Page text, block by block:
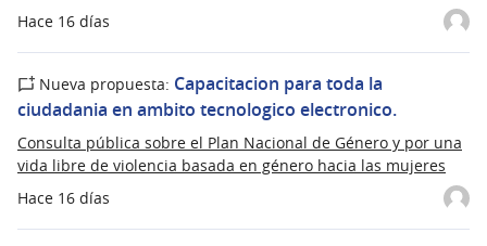
Hace 16 días
Hace 16 días
Nueva propuesta: Capacitacion para toda la
ciudadania en ambito tecnologico electronico.
Consulta pública sobre el Plan Nacional de Género y por una
vida libre de violencia basada en género hacia las mujeres